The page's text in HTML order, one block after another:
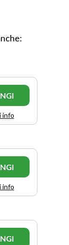
info
info